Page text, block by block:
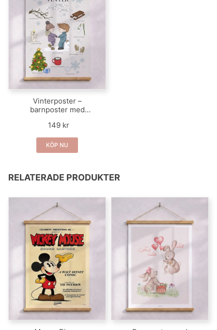
Vinterposter –
barnposter med
149 kr
KÖP NU
RELATERADE PRODUKTER